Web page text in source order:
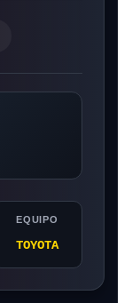
EQUIPO
TOYOTA